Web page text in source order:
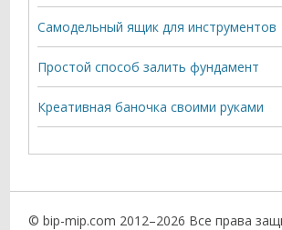
Самодельный ящик для инструментов
Простой способ залить фундамент
Креативная баночка своими руками
© bip-mip.com 2012–2026 Все права